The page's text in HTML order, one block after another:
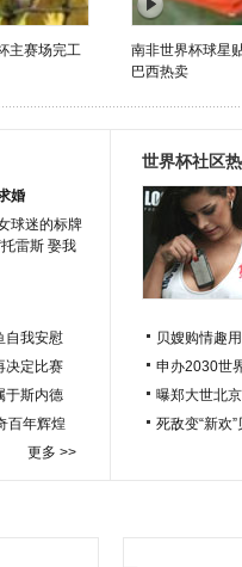
主赛场完工
南非世界杯球星
巴西热卖
婚
球迷的标牌
雷斯 娶我
自我安慰
决定比赛
于斯内德
百年辉煌
更多 >>
世界杯社区
贝嫂购情趣
申办2030世
曝郑大世北
死敌变“新欢